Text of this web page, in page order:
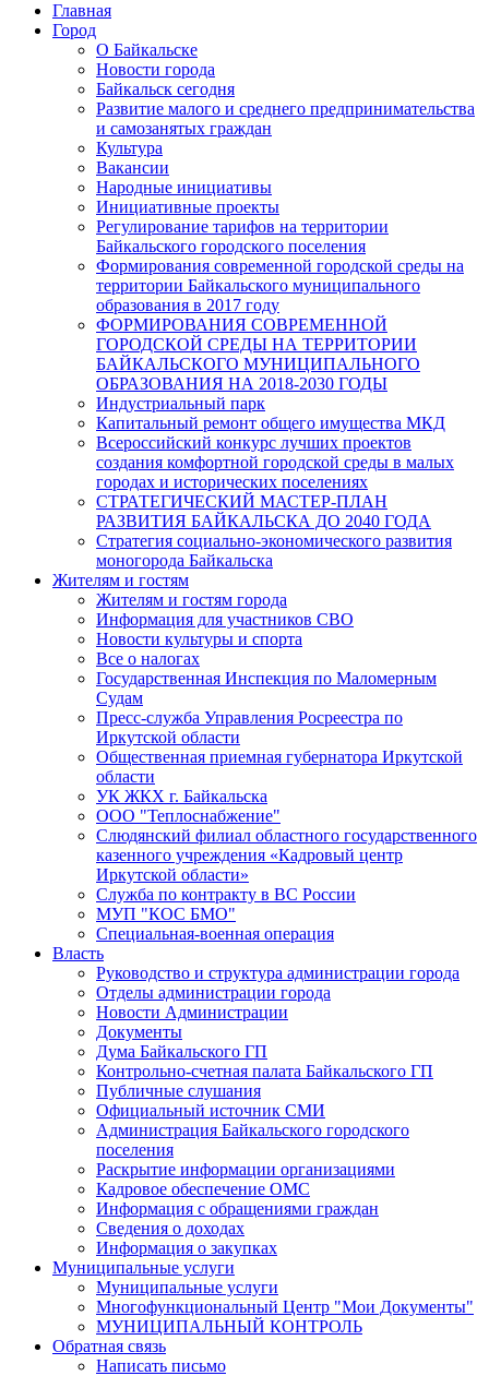
Главная
Город
О Байкальске
Новости города
Байкальск сегодня
Развитие малого и среднего предпринимательства
и самозанятых граждан
Культура
Вакансии
Народные инициативы
Инициативные проекты
Регулирование тарифов на территории
Байкальского городского поселения
Формирования современной городской среды на
территории Байкальского муниципального
образования в 2017 году
ФОРМИРОВАНИЯ СОВРЕМЕННОЙ
ГОРОДСКОЙ СРЕДЫ НА ТЕРРИТОРИИ
БАЙКАЛЬСКОГО МУНИЦИПАЛЬНОГО
ОБРАЗОВАНИЯ НА 2018-2030 ГОДЫ
Индустриальный парк
Капитальный ремонт общего имущества МКД
Всероссийский конкурс лучших проектов
создания комфортной городской среды в малых
городах и исторических поселениях
СТРАТЕГИЧЕСКИЙ МАСТЕР-ПЛАН
РАЗВИТИЯ БАЙКАЛЬСКА ДО 2040 ГОДА
Стратегия социально-экономического развития
моногорода Байкальска
Жителям и гостям
Жителям и гостям города
Информация для участников СВО
Новости культуры и спорта
Все о налогах
Государственная Инспекция по Маломерным
Судам
Пресс-служба Управления Росреестра по
Иркутской области
Общественная приемная губернатора Иркутской
области
УК ЖКХ г. Байкальска
ООО "Теплоснабжение"
Слюдянский филиал областного государственного
казенного учреждения «Кадровый центр
Иркутской области»
Служба по контракту в ВС России
МУП "КОС БМО"
Специальная-военная операция
Власть
Руководство и структура администрации города
Отделы администрации города
Новости Администрации
Документы
Дума Байкальского ГП
Контрольно-счетная палата Байкальского ГП
Публичные слушания
Официальный источник СМИ
Администрация Байкальского городского
поселения
Раскрытие информации организациями
Кадровое обеспечение ОМС
Информация с обращениями граждан
Сведения о доходах
Информация о закупках
Муниципальные услуги
Муниципальные услуги
Многофункциональный Центр "Мои Документы"
МУНИЦИПАЛЬНЫЙ КОНТРОЛЬ
Обратная связь
Написать письмо